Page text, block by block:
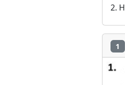
2.
1